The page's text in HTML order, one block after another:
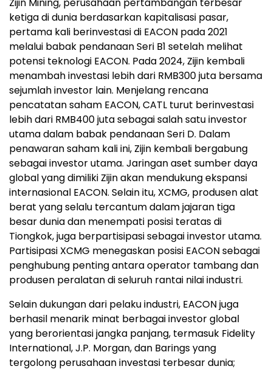
Zijin Mining, perusahaan pertambangan terbesar
ketiga di dunia berdasarkan kapitalisasi pasar,
pertama kali berinvestasi di EACON pada 2021
melalui babak pendanaan Seri B1 setelah melihat
potensi teknologi EACON. Pada 2024, Zijin kembali
menambah investasi lebih dari RMB300 juta bersama
sejumlah investor lain. Menjelang rencana
pencatatan saham EACON, CATL turut berinvestasi
lebih dari RMB400 juta sebagai salah satu investor
utama dalam babak pendanaan Seri D. Dalam
penawaran saham kali ini, Zijin kembali bergabung
sebagai investor utama. Jaringan aset sumber daya
global yang dimiliki Zijin akan mendukung ekspansi
internasional EACON. Selain itu, XCMG, produsen alat
berat yang selalu tercantum dalam jajaran tiga
besar dunia dan menempati posisi teratas di
Tiongkok, juga berpartisipasi sebagai investor utama.
Partisipasi XCMG menegaskan posisi EACON sebagai
penghubung penting antara operator tambang dan
produsen peralatan di seluruh rantai nilai industri.
Selain dukungan dari pelaku industri, EACON juga
berhasil menarik minat berbagai investor global
yang berorientasi jangka panjang, termasuk Fidelity
International, J.P. Morgan, dan Barings yang
tergolong perusahaan investasi terbesar dunia;